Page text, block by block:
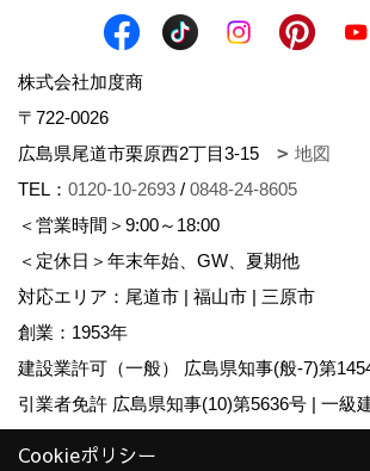
株式会社加度商
〒722-0026
広島県尾道市栗原西2丁目3-15
地図
TEL： 0120-10-2693 / 0848-24-8605
＜営業時間＞9:00～18:00
＜定休日＞年末年始、GW、夏期他
対応エリア：尾道市 | 福山市 | 三原市
創業：1953年
建設業許可（一般） 広島県知事(般-7)第
引業者免許 広島県知事(10)第5636号 | 一級
Cookieポリシー